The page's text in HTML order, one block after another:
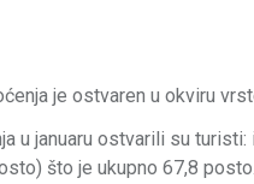
je ostvaren u okviru
u januaru ostvarili su
što je ukupno 67,8